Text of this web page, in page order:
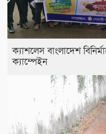
ক্যাশলেস বাংলাদেশ
ক্যাম্পেইন